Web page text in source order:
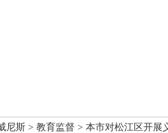
尼斯 > 教育监督 > 本市对松江区开展